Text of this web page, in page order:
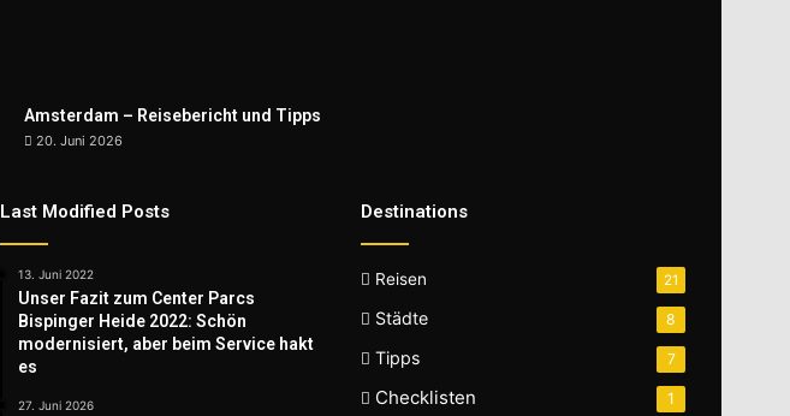
Amsterdam – Reisebericht und Tipps
20. Juni 2026
Last Modified Posts
13. Juni 2022
Unser Fazit zum Center Parcs
Bispinger Heide 2022: Schön
modernisiert, aber beim Service hakt
es
27. Juni 2026
Destinations
Reisen 21
Städte 8
Tipps 7
Checklisten 1